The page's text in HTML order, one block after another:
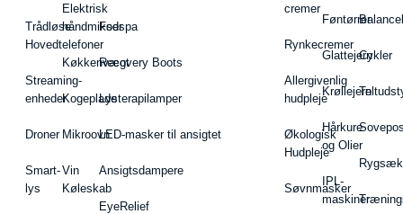
Trådløse
Hovedtelefoner
Streaming-
enheder
Droner
Smart-
lys
Elektrisk
håndmikser
Køkkenvægt
Kogeplade
Mikroovn
Vin
Køleskab
Fodspa
Recovery Boots
Lysterapilamper
LED-masker til ansigtet
Ansigtsdampere
EyeRelief
cremer
Rynkecremer
Allergivenlig
hudpleje
Økologisk
Hudpleje
Søvnmasker
Føntørrer
Glattejern
Krøllejern
Hårkure
og Olier
IPL-
maskiner
Cykler